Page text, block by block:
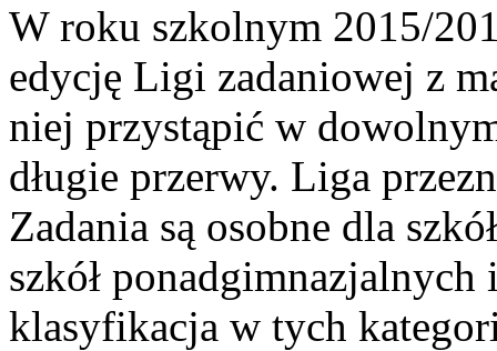
W roku szkolnym 2015/
edycję Ligi zadaniowej z
niej przystąpić w
długie przerwy. Liga
Zadania są osobne dla
szkół
klasyfikacja w tych